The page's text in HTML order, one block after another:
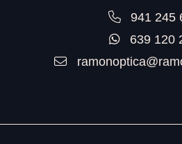
941 245
639 120